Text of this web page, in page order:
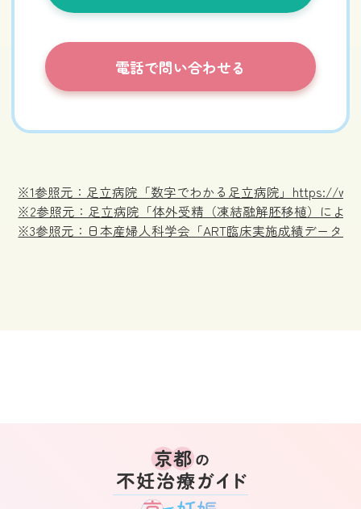
電話で問い合わせる
※1参照元：足立病院「数字でわかる足立病院」https://
※2参照元：足立病院「体外受精（凍結融解胚移植）によ
※3参照元：日本産婦人科学会「ART臨床実施成績データ